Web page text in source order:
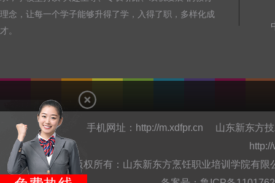
理念，让每一个学子能够升得了学，入得了职，多样化成
才。
手机网址： http://m.xdfpr.cn 山东新东方技
版权所有：山东新东方烹饪职业培训学院有